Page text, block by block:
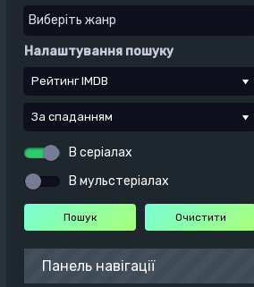
Налаштування пошуку
Рейтинг IMDB
За спаданням
В серіалах
В мульстеріалах
Панель навігації